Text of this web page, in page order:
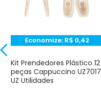
★ ★★ ☆☆
Endereço de e-mail
Economize: R$ 0,42
Kit Prendedores Plástico 12
peças Cappuccino UZ7017
UZ Utilidades